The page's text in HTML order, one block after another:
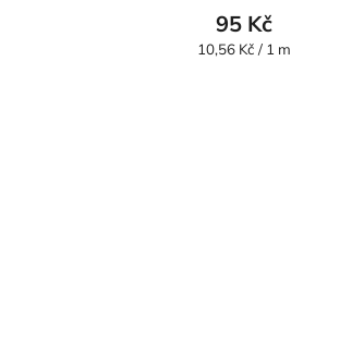
produktu
je
95 Kč
Měrná
10,56 Kč / 1 m